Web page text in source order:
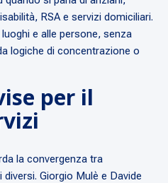
RSA e servizi domiciliari.
e alle persone, senza
logiche di concentrazione o
per il
la convergenza tra
Giorgio Mulè e Davide